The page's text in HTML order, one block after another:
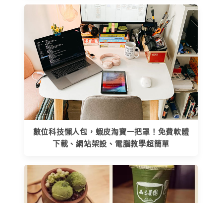
數位科技懶人包，蝦皮淘寶一把罩！免費軟體
下載、網站架設、電腦教學超簡單